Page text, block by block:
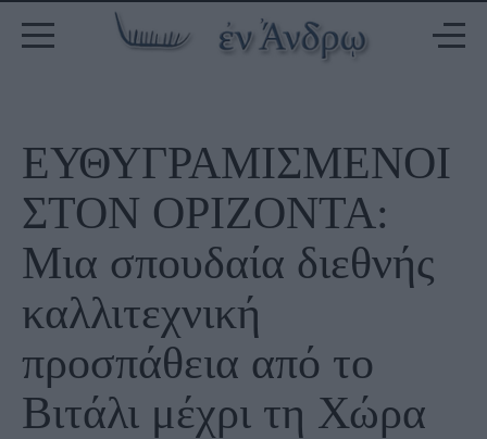
ΕΥΘΥΓΡΑΜΙΣΜΕΝΟΙ
ΣΤΟΝ ΟΡΙΖΟΝΤΑ:
Μια σπουδαία διεθνής
καλλιτεχνική
προσπάθεια από το
Βιτάλι μέχρι τη Χώρα